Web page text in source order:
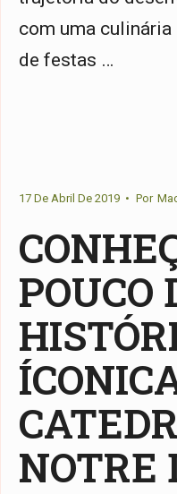
com uma
de festas …
17 De Abril De 2019 • Por
POUCO
NOTRE